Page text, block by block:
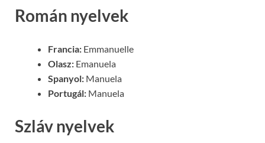
Román nyelvek
Francia: Emmanuelle
Olasz: Emanuela
Spanyol: Manuela
Portugál: Manuela
Szláv nyelvek